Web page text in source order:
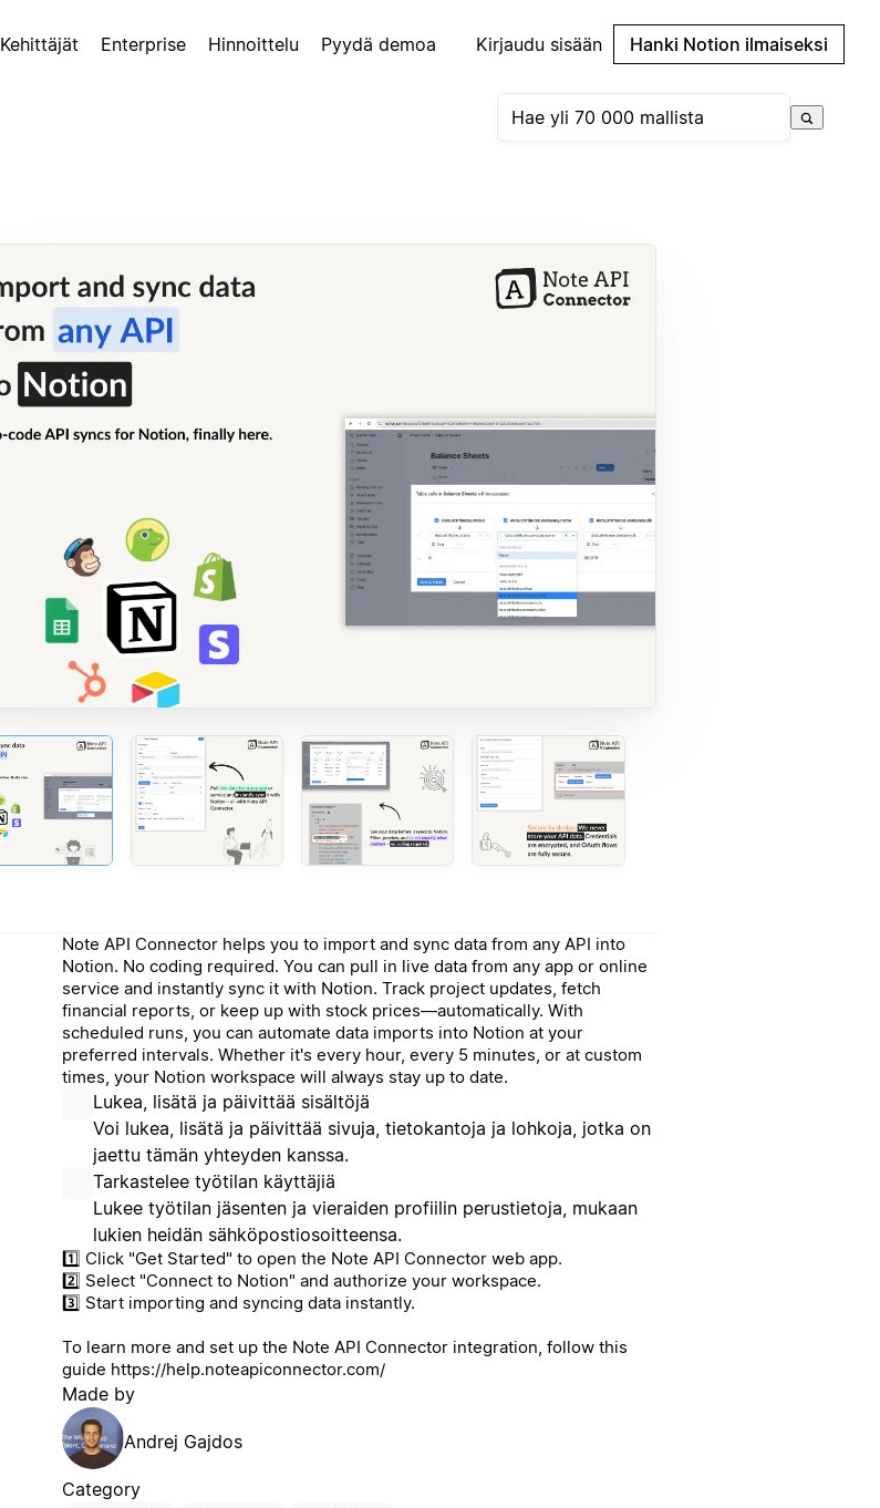
Kehittäjät Enterprise Hinnoittelu Pyydä demoa Kirjaudu sisään Hanki Notion ilmaiseksi
Note API Connector helps you to import and sync data from any API into
Notion. No coding required. You can pull in live data from any app or online
service and instantly sync it with Notion. Track project updates, fetch
financial reports, or keep up with stock prices—automatically. With
scheduled runs, you can automate data imports into Notion at your
preferred intervals. Whether it's every hour, every 5 minutes, or at custom
times, your Notion workspace will always stay up to date.
Lukea, lisätä ja päivittää sisältöjä
Voi lukea, lisätä ja päivittää sivuja, tietokantoja ja lohkoja, jotka on
jaettu tämän yhteyden kanssa.
Tarkastelee työtilan käyttäjiä
Lukee työtilan jäsenten ja vieraiden profiilin perustietoja, mukaan
lukien heidän sähköpostiosoitteensa.
1️⃣ Click "Get Started" to open the Note API Connector web app.
2️⃣ Select "Connect to Notion" and authorize your workspace.
3️⃣ Start importing and syncing data instantly.
To learn more and set up the Note API Connector integration, follow this
guide https://help.noteapiconnector.com/
Made by
Andrej Gajdos
Category